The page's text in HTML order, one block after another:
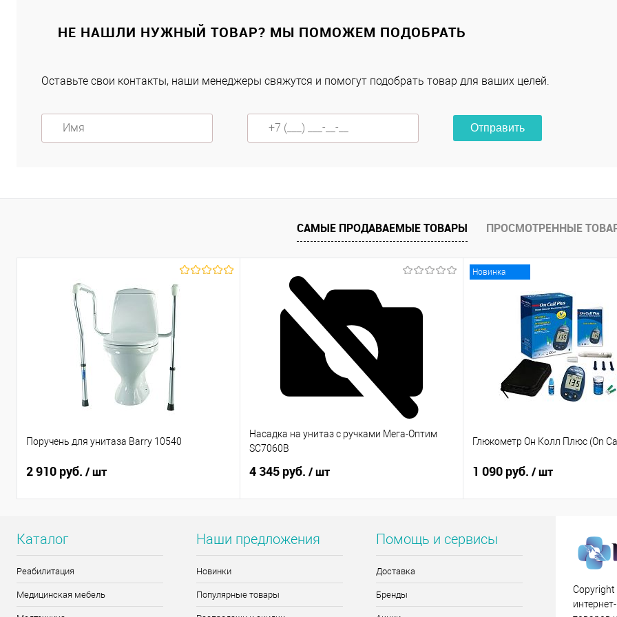
Купить в 1 клик
К сравнению
Характеристики
Купить в 1 клик
Характеристики
НЕ НАШЛИ НУЖНЫЙ ТОВАР? МЫ ПОМОЖЕМ ПОДОБРАТЬ
Оставьте свои контакты, наши менеджеры свяжутся и помогут подобрать товар для ваших целей.
Отправить
САМЫЕ ПРОДАВАЕМЫЕ ТОВАРЫ ПРОСМОТРЕННЫЕ
Поручень для унитаза Barry 10540
2 910 руб. / шт
Насадка на унитаз с ручками Мега-Оптим
SC7060B
4 345 руб. / шт
Новинка
Глюкометр Он Колл Плюс (On
1 090 руб. / шт
Каталог
Реабилитация
Медицинская мебель
Наши предложения
Новинки
Популярные товары
Помощь и сервисы
Доставка
Бренды
Copyright